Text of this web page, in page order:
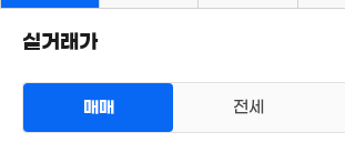
실거래가
매매 전세